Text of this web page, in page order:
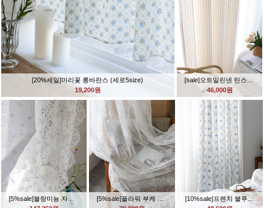
[20%세일]마리꽃 롱바란스 (세로5size)
19,200원
[sale]오트밀린넨 틴스트라이프 커튼
46,000원
[5%sale]블랑미뇽 자수 린넨커튼 (2size)
[10%sale]프렌치 블루리본 화이트암막커튼 (2size)